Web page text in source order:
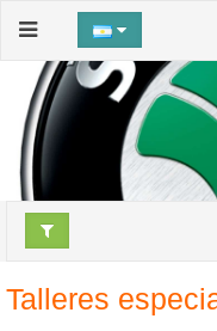
Talleres